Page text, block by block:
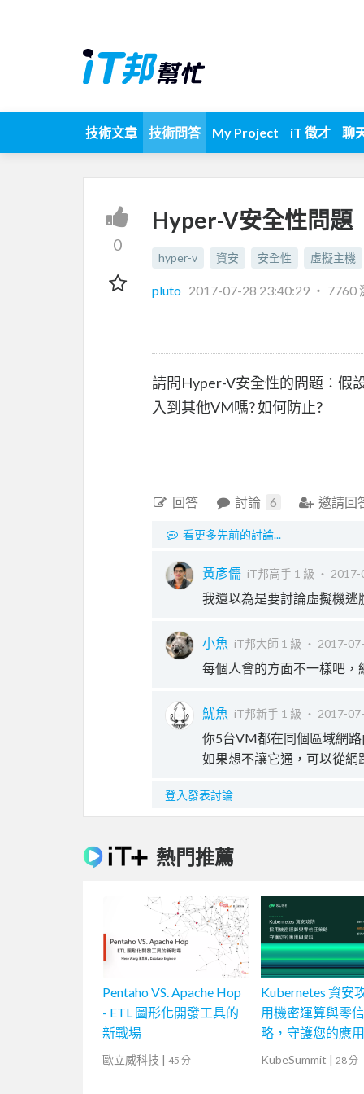
技術文章 技術問答 My Project iT 徵才 聊
0
Hyper-V安全性問題
hyper-v 資安 安全性 虛擬主機
pluto 2017-07-28 23:40:29 ‧ 7760
請問Hyper-V安全性的問題：假
入到其他VM嗎? 如何防止?
回答 討論 6 邀請回
看更多先前的討論...
黃彥儒 iT邦高手 1 級 ‧ 2017-
我還以為是要討論虛擬機逃
小魚 iT邦大師 1 級 ‧ 2017-
每個人會的方面不一樣吧，
魷魚 iT邦新手 1 級 ‧ 2017-
你5台VM都在同個區域網
如果想不讓它通，可以從
登入發表討論
熱門推薦
Pentaho VS. Apache Hop
- ETL 圖形化開發工具的
新戰場
歐立威科技 | 45 分
Kubernetes 資安
用機密運算與零
略，守護您的應用
KubeSummit | 28 分